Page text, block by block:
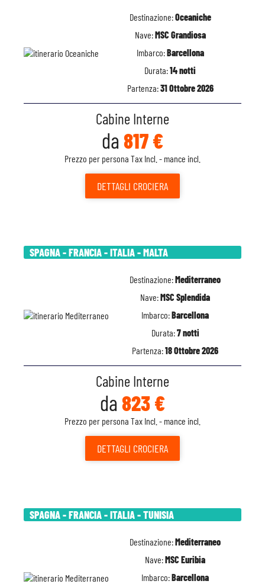
Destinazione:Oceaniche
Nave:MSC Grandiosa
Imbarco:Barcellona
Durata:14 notti
Partenza:31 Ottobre 2026
Cabine Interne
da 817 €
Prezzo per persona Tax Incl. - mance incl.
DETTAGLI CROCIERA
SPAGNA - FRANCIA - ITALIA - MALTA
Destinazione:Mediterraneo
Nave:MSC Splendida
Imbarco:Barcellona
Durata:7 notti
Partenza:18 Ottobre 2026
Cabine Interne
da 823 €
Prezzo per persona Tax Incl. - mance incl.
DETTAGLI CROCIERA
SPAGNA - FRANCIA - ITALIA - TUNISIA
Destinazione:Mediterraneo
Nave:MSC Euribia
Imbarco:Barcellona